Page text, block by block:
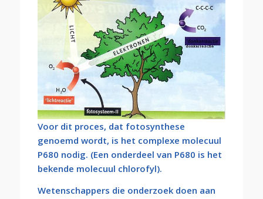
Voor dit proces, dat fotosynthese
genoemd wordt, is het complexe molecuul
P680 nodig. (Een onderdeel van P680 is het
bekende molecuul chlorofyl).
Wetenschappers die onderzoek doen aan